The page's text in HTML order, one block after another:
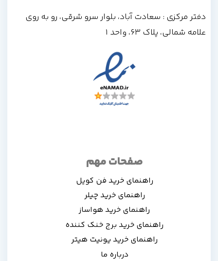
صفحات مهم
راهنمای خرید فن کویل
راهنمای خرید چیلر
راهنمای خرید هواساز
راهنمای خرید برج خنک کننده
راهنمای خرید یونیت هیتر
درباره ما
دفتر مرکزی : سعادت آباد، بلوار سرو شرقی، رو به روی
علامه شمالی، پلاک 63، واحد 1